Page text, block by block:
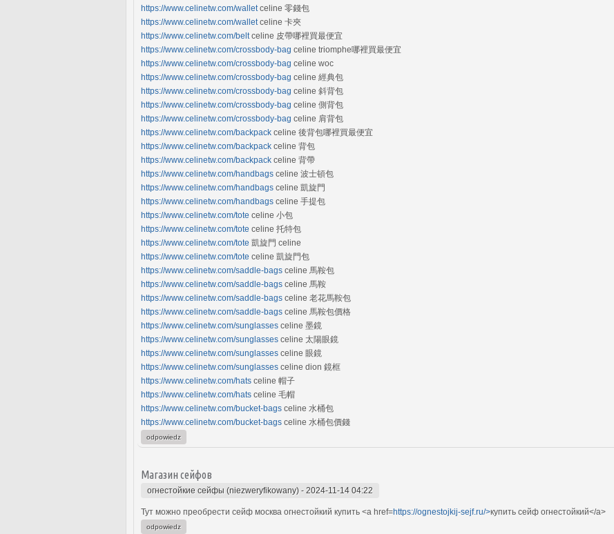
https://www.celinetw.com/walletceline 零錢包
https://www.celinetw.com/walletceline 卡夾
https://www.celinetw.com/beltceline 皮帶哪裡買最便宜
https://www.celinetw.com/crossbody-bag celine triomphe哪裡買最便宜
https://www.celinetw.com/crossbody-bag celine woc
https://www.celinetw.com/crossbody-bag celine 經典包
https://www.celinetw.com/crossbody-bag celine 斜背包
https://www.celinetw.com/crossbody-bag celine 側背包
https://www.celinetw.com/crossbody-bag celine 肩背包
https://www.celinetw.com/backpack celine 後背包哪裡買最便宜
https://www.celinetw.com/backpack celine 背包
https://www.celinetw.com/backpack celine 背帶
https://www.celinetw.com/handbags celine 波士頓包
https://www.celinetw.com/handbags celine 凱旋門
https://www.celinetw.com/handbags celine 手提包
https://www.celinetw.com/tote celine 小包
https://www.celinetw.com/tote celine 托特包
https://www.celinetw.com/tote 凱旋門 celine
https://www.celinetw.com/tote celine 凱旋門包
https://www.celinetw.com/saddle-bags celine 馬鞍包
https://www.celinetw.com/saddle-bags celine 馬鞍
https://www.celinetw.com/saddle-bags celine 老花馬鞍包
https://www.celinetw.com/saddle-bags celine 馬鞍包價格
https://www.celinetw.com/sunglasses celine 墨鏡
https://www.celinetw.com/sunglasses celine 太陽眼鏡
https://www.celinetw.com/sunglasses celine 眼鏡
https://www.celinetw.com/sunglasses celine dion 鏡框
https://www.celinetw.com/hats celine 帽子
https://www.celinetw.com/hats celine 毛帽
https://www.celinetw.com/bucket-bags celine 水桶包
https://www.celinetw.com/bucket-bags celine 水桶包價錢
odpowiedz
Магазин сейфов
огнестойкие сейфы (niezweryfikowany) - 2024-11-14 04:22
Тут можно преобрести сейф москва огнестойкий купить <a href=https://ognestojkij-sejf.ru/>купить сейф огнестойкий</a>
odpowiedz